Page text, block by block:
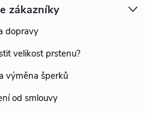
zákazníky
dopravy
velikost prstenu?
výměna šperků
od smlouvy